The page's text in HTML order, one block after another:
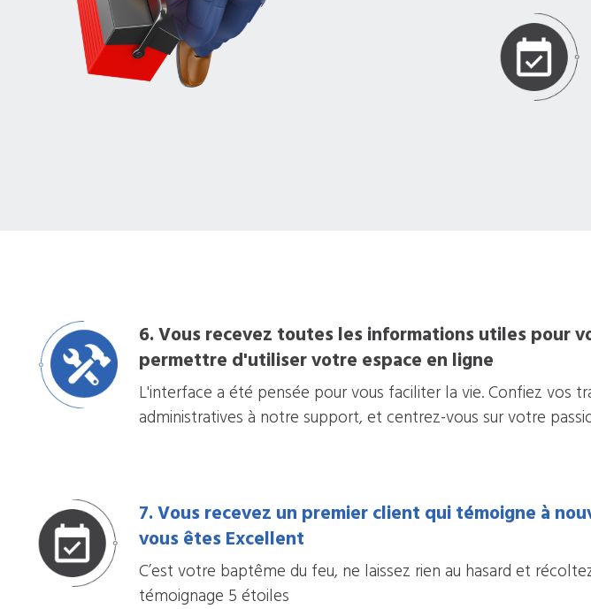
6. Vous recevez toutes les informations utiles pour
permettre d'utiliser votre espace en ligne
L'interface a été pensée pour vous faciliter la vie. Confiez vos
administratives à notre support, et centrez-vous sur votre
7. Vous recevez un premier client qui témoigne à
vous êtes Excellent
C’est votre baptême du feu, ne laissez rien au hasard et
témoignage 5 étoiles